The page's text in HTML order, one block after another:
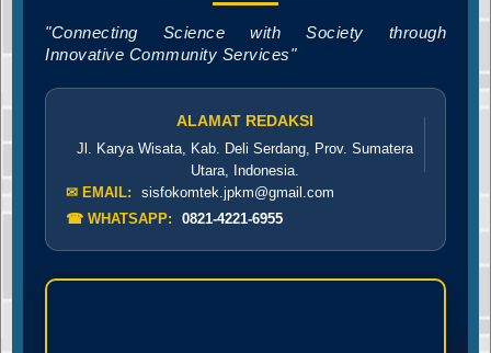
"Connecting Science with Society through
Innovative Community Services"
ALAMAT REDAKSI
Jl. Karya Wisata, Kab. Deli Serdang, Prov. Sumatera
Utara, Indonesia.
✉ EMAIL:
sisfokomtek.jpkm@gmail.com
☎ WHATSAPP:
0821-4221-6955